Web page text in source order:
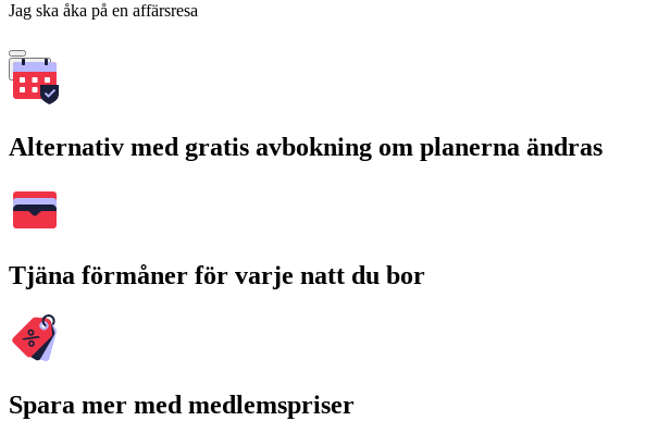
Jag ska åka på en affärsresa
Sök
Alternativ med gratis avbokning om planerna ändras
Tjäna förmåner för varje natt du bor
Spara mer med medlemspriser